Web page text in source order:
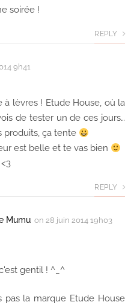
soirée !
REPLY
9h41
à lèvres ! Etude House, où la
de tester un de ces jours…
produits, ça tente
est belle et te vas bien
REPLY
Mumu on 28 juin 2014 19h03
gentil ! ^_^
pas la marque Etude House